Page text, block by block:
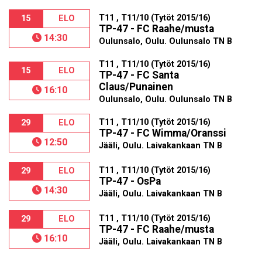
15 ELO
14:30
T11 , T11/10 (Tytöt 2015/16)
TP-47 - FC Raahe/musta
Oulunsalo, Oulu. Oulunsalo TN B
15 ELO
16:10
T11 , T11/10 (Tytöt 2015/16)
TP-47 - FC Santa
Claus/Punainen
Oulunsalo, Oulu. Oulunsalo TN B
29 ELO
12:50
T11 , T11/10 (Tytöt 2015/16)
TP-47 - FC Wimma/Oranssi
Jääli, Oulu. Laivakankaan TN B
29 ELO
14:30
T11 , T11/10 (Tytöt 2015/16)
TP-47 - OsPa
Jääli, Oulu. Laivakankaan TN B
29 ELO
16:10
T11 , T11/10 (Tytöt 2015/16)
TP-47 - FC Raahe/musta
Jääli, Oulu. Laivakankaan TN B